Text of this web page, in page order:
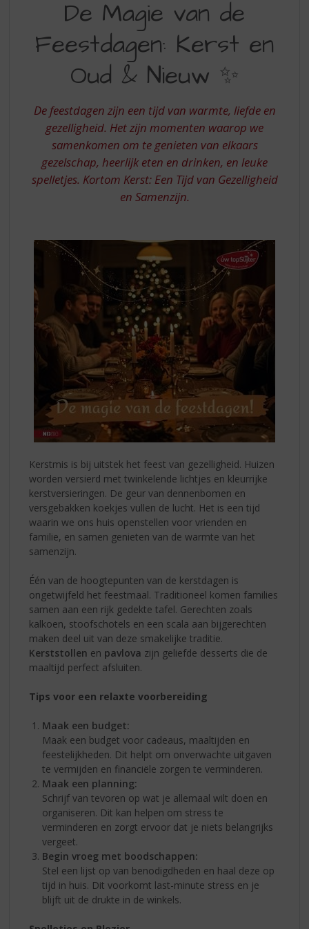
MAGIE
VAN
FEESTDAGEN
De Magie van de
Feestdagen: Kerst en
Oud & Nieuw ✨
De feestdagen zijn een tijd van warmte, liefde en
gezelligheid. Het zijn momenten waarop we
samenkomen om te genieten van elkaars
gezelschap, heerlijk eten en drinken, en leuke
spelletjes. Kortom Kerst: Een Tijd van Gezelligheid
en Samenzijn.
Kerstmis is bij uitstek het feest van gezelligheid. Huizen
worden versierd met twinkelende lichtjes en kleurrijke
kerstversieringen. De geur van dennenbomen en
versgebakken koekjes vullen de lucht. Het is een tijd
waarin we ons huis openstellen voor vrienden en
familie, en samen genieten van de warmte van het
samenzijn.
Één van de hoogtepunten van de kerstdagen is
ongetwijfeld het feestmaal. Traditioneel komen families
samen aan een rijk gedekte tafel. Gerechten zoals
kalkoen, stoofschotels en een scala aan bijgerechten
maken deel uit van deze smakelijke traditie.
Kerststollen en pavlova zijn geliefde desserts die de
maaltijd perfect afsluiten.
Tips voor een relaxte voorbereiding
Maak een budget:
Maak een budget voor cadeaus, maaltijden en
feestelijkheden. Dit helpt om onverwachte uitgaven
te vermijden en financiële zorgen te verminderen.
Maak een planning:
Schrijf van tevoren op wat je allemaal wilt doen en
organiseren. Dit kan helpen om stress te
verminderen en zorgt ervoor dat je niets belangrijks
vergeet.
Begin vroeg met boodschappen:
Stel een lijst op van benodigdheden en haal deze op
tijd in huis. Dit voorkomt last-minute stress en je
blijft uit de drukte in de winkels.